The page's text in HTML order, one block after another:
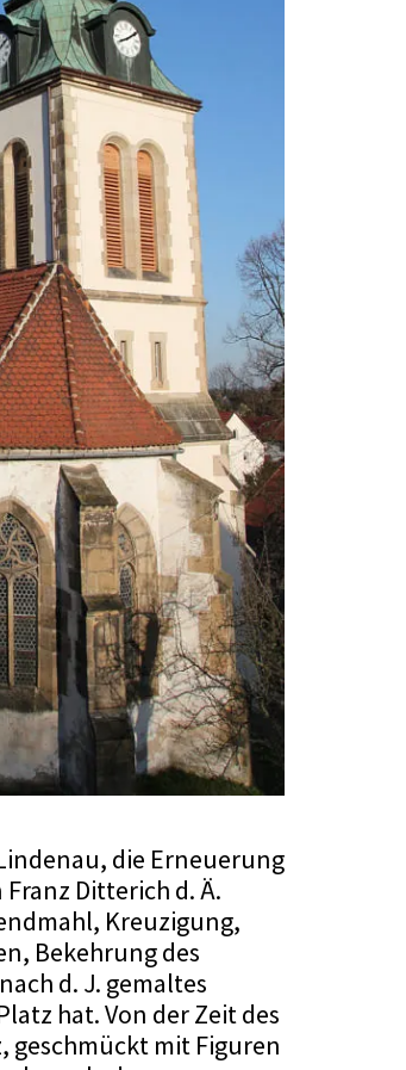
die Erneuerung
Ditterich d. Ä.
Kreuzigung,
Bekehrung des
d. J. gemaltes
hat. Von der Zeit des
geschmückt mit Figuren